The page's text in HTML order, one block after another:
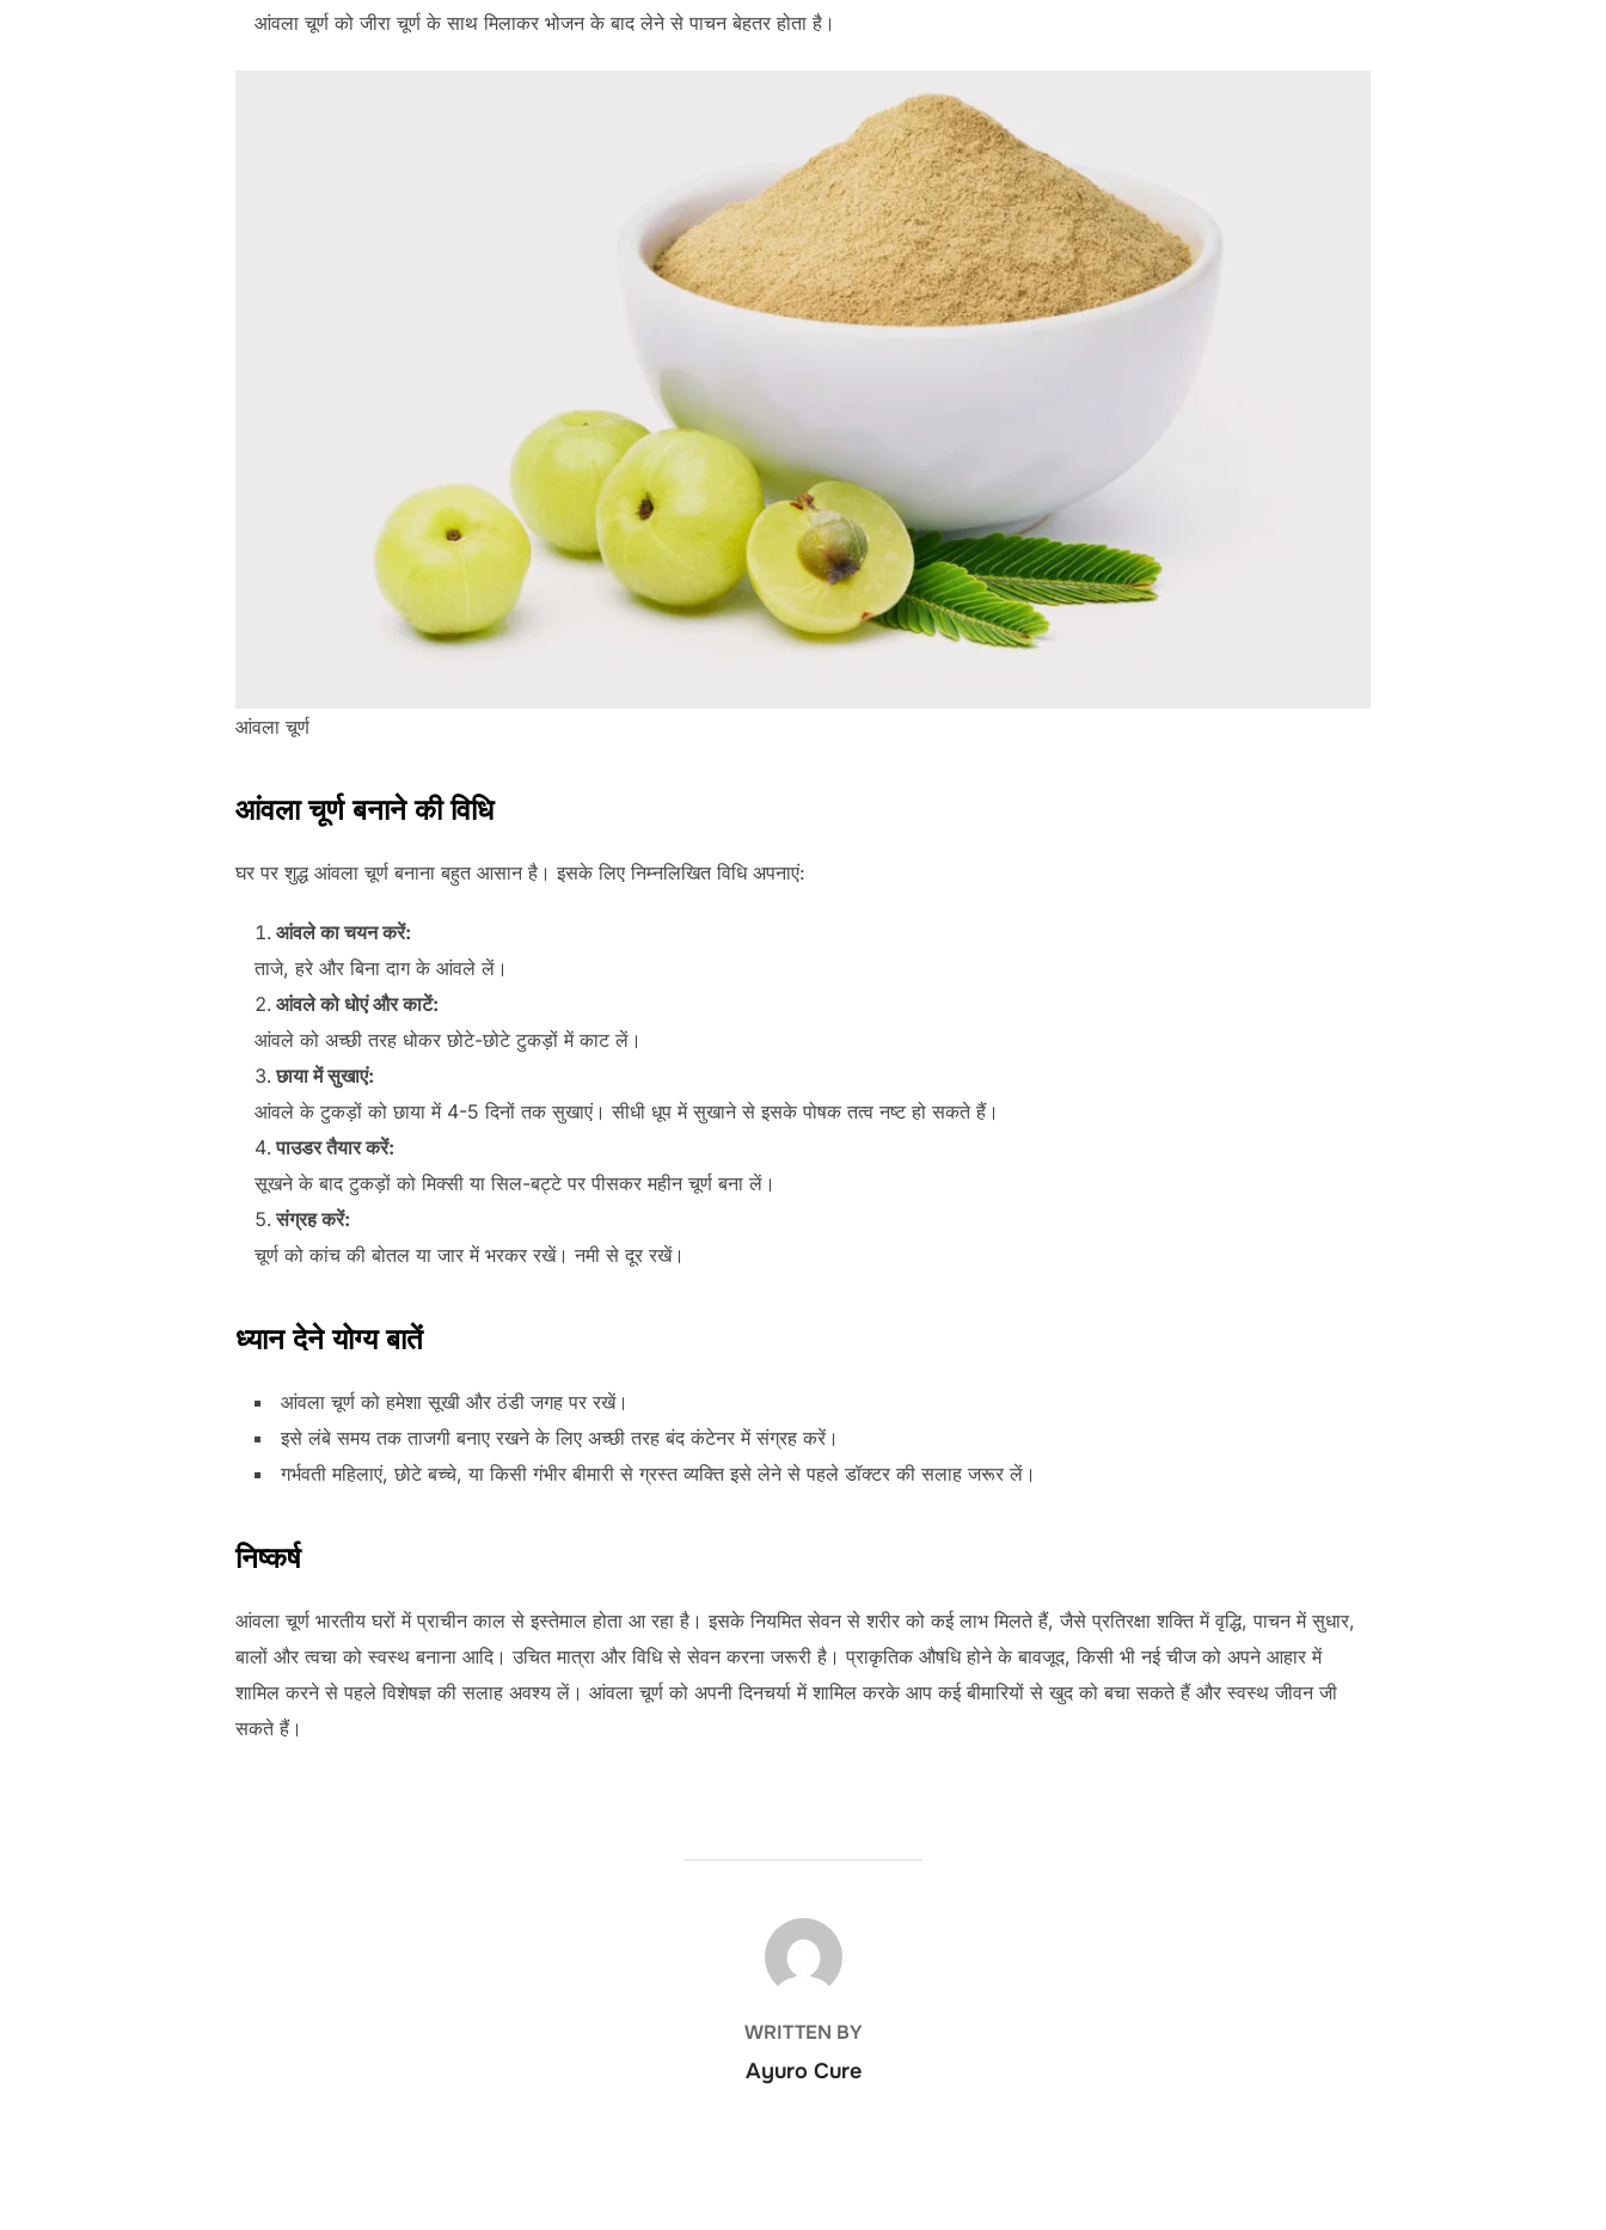
आंवला चूर्ण को जीरा चूर्ण के साथ मिलाकर भोजन के बाद लेने से पाचन बेहतर होता है।
आंवला चूर्ण
आंवला चूर्ण बनाने की विधि
घर पर शुद्ध आंवला चूर्ण बनाना बहुत आसान है। इसके लिए निम्नलिखित विधि अपनाएं:
आंवले का चयन करें:
ताजे, हरे और बिना दाग के आंवले लें।
आंवले को धोएं और काटें:
आंवले को अच्छी तरह धोकर छोटे-छोटे टुकड़ों में काट लें।
छाया में सुखाएं:
आंवले के टुकड़ों को छाया में 4-5 दिनों तक सुखाएं। सीधी धूप में सुखाने से इसके पोषक तत्व नष्ट हो सकते हैं।
पाउडर तैयार करें:
सूखने के बाद टुकड़ों को मिक्सी या सिल-बट्टे पर पीसकर महीन चूर्ण बना लें।
संग्रह करें:
चूर्ण को कांच की बोतल या जार में भरकर रखें। नमी से दूर रखें।
ध्यान देने योग्य बातें
आंवला चूर्ण को हमेशा सूखी और ठंडी जगह पर रखें।
इसे लंबे समय तक ताजगी बनाए रखने के लिए अच्छी तरह बंद कंटेनर में संग्रह करें।
गर्भवती महिलाएं, छोटे बच्चे, या किसी गंभीर बीमारी से ग्रस्त व्यक्ति इसे लेने से पहले डॉक्टर की सलाह जरूर लें।
निष्कर्ष
आंवला चूर्ण भारतीय घरों में प्राचीन काल से इस्तेमाल होता आ रहा है। इसके नियमित सेवन से शरीर को कई लाभ मिलते हैं, जैसे प्रतिरक्षा शक्ति में वृद्धि, पाचन में सुधार,
बालों और त्वचा को स्वस्थ बनाना आदि। उचित मात्रा और विधि से सेवन करना जरूरी है। प्राकृतिक औषधि होने के बावजूद, किसी भी नई चीज को अपने आहार में
शामिल करने से पहले विशेषज्ञ की सलाह अवश्य लें। आंवला चूर्ण को अपनी दिनचर्या में शामिल करके आप कई बीमारियों से खुद को बचा सकते हैं और स्वस्थ जीवन जी
सकते हैं।
POST AUTHOR
WRITTEN BY
Ayuro Cure